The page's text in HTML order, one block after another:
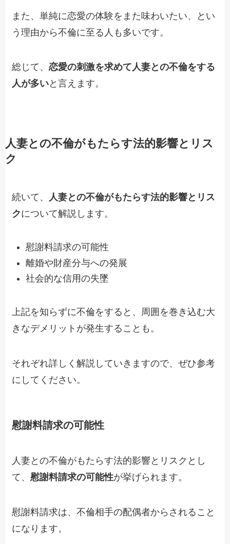
また、単純に恋愛の体験をまた味わいたい、とい
う理由から不倫に至る人も多いです。
総じて、恋愛の刺激を求めて人妻との不倫をする
人が多いと言えます。
人妻との不倫がもたらす法的影響とリス
ク
続いて、 人妻との不倫がもたらす法的影響とリス
クについて解説します。
慰謝料請求の可能性
離婚や財産分与への発展
社会的な信用の失墜
上記を知らずに不倫をすると、周囲を巻き込む大
きなデメリットが発生することも。
それぞれ詳しく解説していきますので、ぜひ参考
にしてください。
慰謝料請求の可能性
人妻との不倫がもたらす法的影響とリスクとし
て、慰謝料請求の可能性が挙げられます。
慰謝料請求は、不倫相手の配偶者からされること
になります。